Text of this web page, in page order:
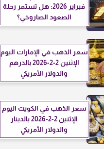
فبراير 2026: هل تستمر رحلة
الصعود الصاروخي؟
سعر الذهب في الإمارات اليوم
الإثنين 2-2-2026 بالدرهم
والدولار الأمريكي
سعر الذهب في الكويت اليوم
الإثنين 2-2-2026 بالدينار
والدولار الأمريكي